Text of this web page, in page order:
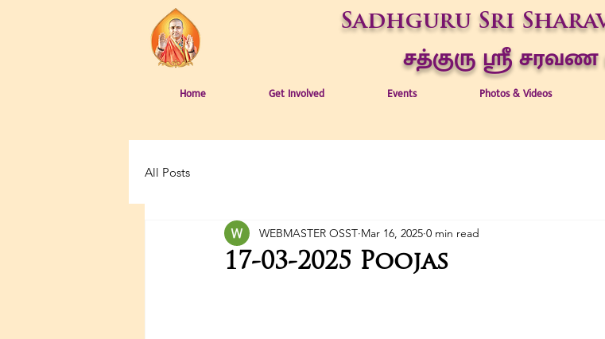
Sadhguru Sri
சத்குரு ஶ்ரீ சரவண
Home Get Involved Events Photos & Videos
All Posts
17-03-2025 Poojas
WEBMASTER OSST Mar 16, 2025 0 min read